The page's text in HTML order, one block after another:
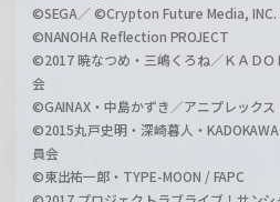
©SEGA／ ©Crypton Future Media,
©NANOHA Reflection PROJECT
©2017 暁なつめ・三嶋くろね／ＫＡＤ
会
©GAINAX・中島かずき／アニプレック
©2015丸戸史明・深崎暮人・
員会
©東出祐一郎・TYPE-MOON / FAPC